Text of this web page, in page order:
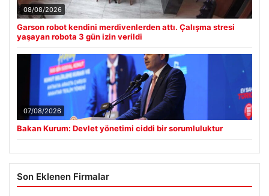
08/08/2026
Garson robot kendini merdivenlerden attı. Çalışma stresi
yaşayan robota 3 gün izin verildi
07/08/2026
Bakan Kurum: Devlet yönetimi ciddi bir sorumluluktur
Son Eklenen Firmalar